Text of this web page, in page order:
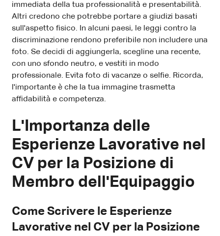
immediata della tua professionalità e presentabilità.
Altri credono che potrebbe portare a giudizi basati
sull'aspetto fisico. In alcuni paesi, le leggi contro la
discriminazione rendono preferibile non includere una
foto. Se decidi di aggiungerla, scegline una recente,
con uno sfondo neutro, e vestiti in modo
professionale. Evita foto di vacanze o selfie. Ricorda,
l'importante è che la tua immagine trasmetta
affidabilità e competenza.
L'Importanza delle
Esperienze Lavorative nel
CV per la Posizione di
Membro dell'Equipaggio
Come Scrivere le Esperienze
Lavorative nel CV per la Posizione